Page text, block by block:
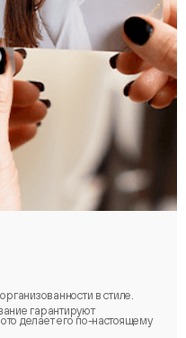
в стиле.
гарантируют
делает его по-настоящему